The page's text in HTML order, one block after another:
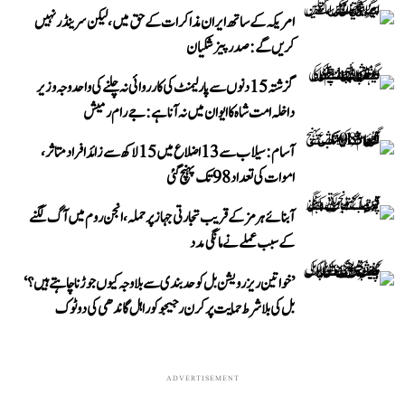
امریکہ کے ساتھ ایران مذاکرات کے حق میں، لیکن سرینڈر نہیں
کریں گے: صدر پیزشکیان
گزشتہ 15 دنوں سے پارلیمنٹ کی کارروائی نہ چلنے کی واحد وجہ وزیر
داخلہ امت شاہ کا ایوان میں نہ آنا ہے: جے رام رمیش
آسام: سیلاب سے 13 اضلاع میں 15 لاکھ سے زائد افراد متاثر،
اموات کی تعداد 98 تک پہنچ گئی
آبنائے ہرمز کے قریب تجارتی جہاز پر حملہ، انجن روم میں آگ لگنے
کے سبب عملے نے مانگی مدد
’خواتین ریزرویشن بل کو حدبندی سے بلا وجہ کیوں جوڑنا چاہتے ہیں؟‘
بل کی بلا شرط حمایت پر کرن رجیجو کو راہل گاندھی کی دوٹوک
ADVERTISEMENT